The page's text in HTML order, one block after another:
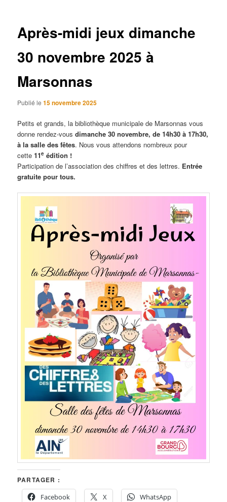
Après-midi jeux dimanche
30 novembre 2025 à
Marsonnas
Publié le15 novembre 2025
Petits et grands, la bibliothèque municipale de Marsonnas vous
donne rendez-vousdimanche 30 novembre, de 14h30 à 17h30,
à la salle des fêtes. Nous vous attendons nombreux pour
cette 11e édition !
Participation de l’association des chiffres et des lettres. Entrée
gratuite pour tous.
PARTAGER :
Facebook
X WhatsApp